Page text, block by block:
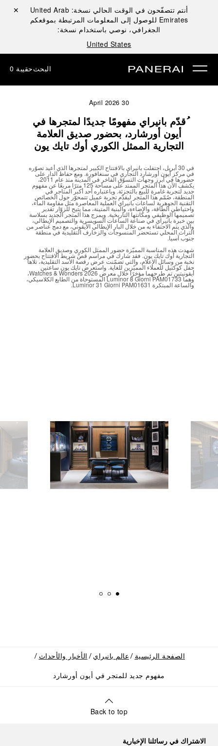
أنتم تتصفّحون في الوقت الحالي نسخة: United Arab
Emirates للوصول إلى المعلومات المرتبطة بموقعكم
الجغرافي، نوصي باستخدام نسخة:
United States
إغلاق ✕
البحثحقيبة 0
30 April 2026
ُقدّم بانيراي مفهومًا جديدًا لمتجرها في
أيون أورشارد، بحضور صديق العلامة
التجارية الممثل الكوري أوك تايك يون
في 30 أبريل، احتفلت بانيراي بالافتتاح الكبير لمتجرها الذي أعيد تصوّره
في مركز أيون أورشارد التجاري في سنغافورة. ومع حفاظ الدار على
حضورها في أبرز وجهات التسوّق الفاخر في المدينة منذ عام 2011،
يكشف الآن هذا المتجر الممتد على مساحة 125 مترًا مربعًا عن مفهوم
جديد لتجربة غامرة للبيع بالتجزئة. وباعتباره أحد أكبر المتاجر في
المنطقة، صُمّم هذا المتجر ليقدّم تجربة عميل تتمحوّر حول الخصائص
التقنية الجوهرية لساعات بانيراي العملية المعاصرة مثل مقاومة الماء،
واحتياطي الطاقة، والإضاءة، والبنية المتينة، مما يتيح للزوّار تقدير
تصميمها الوظيفي ومكانتها التاريخية. ويمزج هذا المتجر الجديد بسلاسة
بين خبرة بانيراي في صناعة الساعات السويسرية والتصميم الإيطالي،
والذي يتم الاحتفاء به من خلال البار الإيطالي الأيقوني، مع دمج عناصر من
التراث المحلي تستحضر المنسوجات والزخارف التقليدية في منطقة
جنوب آسيا.
شهدت هذه المناسبة المميّزة حضور الممثل الكوري وصديق العلامة
التجارية أوك تايك يون. فقد شارك في مراسم قصّ شريط الافتتاح بحضور
نخبة من وسائل الإعلام، والتي تضمّنت عرض رقصة الأسد التقليدية، تلاها
حفل كوكتيل للعملاء المميّزين للغاية. واستعرض تايك يون ساعتين
أيقونيتين تم طرحهما مؤخرًا خلال معرض Watches & Wonders 2026،
وهما Luminor 8 Giorni PAM01733 المستوحاة من الطابع الكلاسيكي،
والساعة المبتكرة Luminor 31 Giorni PAM01631.
الصفحة الرئيسية عالم بانيراي الأخبار والأحداث
مفهوم جديد للمتجر في أيون أورشارد
Back to top
الاشتراك في رسائلنا الإخبارية